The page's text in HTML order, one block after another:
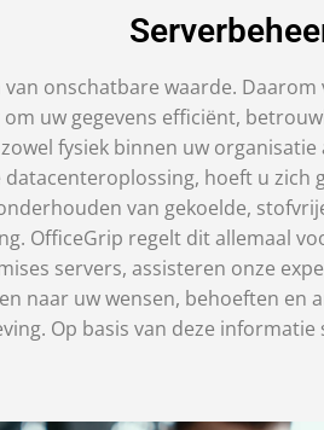
van onschatbare waarde.
uw gegevens efficiënt,
fysiek binnen uw
hoeft u zich
van gekoelde,
OfficeGrip regelt dit allemaal
servers, assisteren onze
naar uw wensen, behoeften en
Op basis van deze